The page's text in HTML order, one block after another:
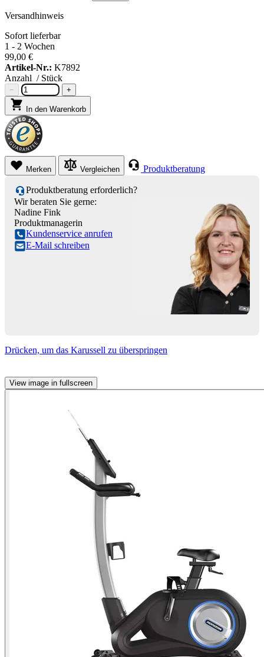
Versandhinweis
Sofort lieferbar
1 - 2 Wochen
99,00 €
Artikel-Nr.: K7892
Anzahl / Stück
− +
In den Warenkorb
Merken Vergleichen Produktberatung
Produktberatung erforderlich?
Wir beraten Sie gerne:
Nadine Fink
Produktmanagerin
Kundenservice anrufen
E-Mail schreiben
Drücken, um das Karussell zu überspringen
View image in fullscreen